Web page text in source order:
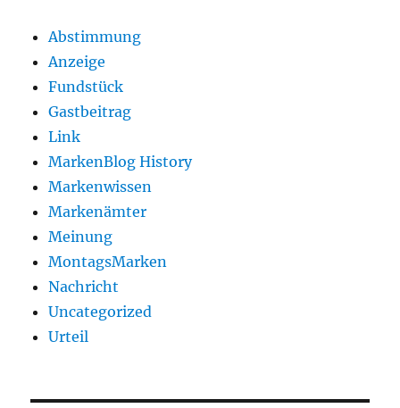
Abstimmung
Anzeige
Fundstück
Gastbeitrag
Link
MarkenBlog History
Markenwissen
Markenämter
Meinung
MontagsMarken
Nachricht
Uncategorized
Urteil